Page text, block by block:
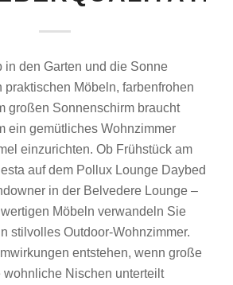
in den Garten und die Sonne
Möbeln, farbenfrohen
großen Sonnenschirm braucht
ein gemütliches Wohnzimmer
einzurichten. Ob Frühstück am
auf dem Pollux Lounge Daybed
in der Belvedere Lounge –
Möbeln verwandeln Sie
stilvolles Outdoor-Wohnzimmer.
entstehen, wenn große
wohnliche Nischen unterteilt